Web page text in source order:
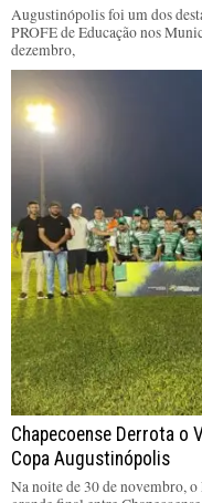
Augustinópolis foi um dos
PROFE de Educação nos
dezembro,
Chapecoense Derrota o
Copa Augustinópolis
Na noite de 30 de novembro,